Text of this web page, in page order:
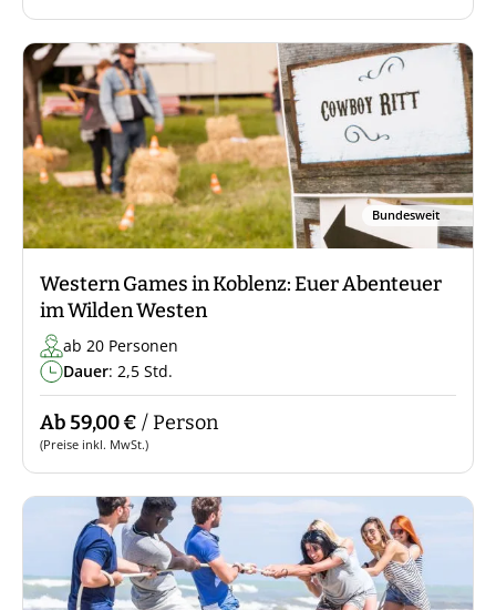
Bundesweit
Western Games in Koblenz: Euer Abenteuer
im Wilden Westen
ab 20 Personen
Dauer: 2,5 Std.
Ab 59,00 € / Person
(Preise inkl. MwSt.)